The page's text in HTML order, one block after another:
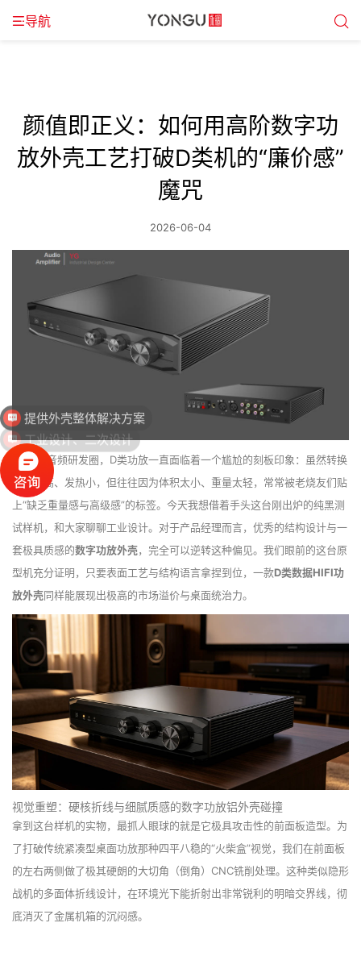
导航
颜值即正义：如何用高阶数字功
放外壳工艺打破D类机的“廉价感”
魔咒
2026-06-04
在Hi-Fi音频研发圈，D类功放一直面临着一个尴尬的刻板印象：虽然转换
效率极高、发热小，但往往因为体积太小、重量太轻，常常被老烧友们贴
上“缺乏重量感与高级感”的标签。今天我想借着手头这台刚出炉的纯黑测
试样机，和大家聊聊工业设计。对于产品经理而言，优秀的结构设计与一
套极具质感的数字功放外壳，完全可以逆转这种偏见。我们眼前的这台原
型机充分证明，只要表面工艺与结构语言拿捏到位，一款D类数据HIFI功
放外壳同样能展现出极高的市场溢价与桌面统治力。
视觉重塑：硬核折线与细腻质感的数字功放铝外壳碰撞
拿到这台样机的实物，最抓人眼球的就是它极具攻击性的前面板造型。为
了打破传统紧凑型桌面功放那种四平八稳的“火柴盒”视觉，我们在前面板
的左右两侧做了极其硬朗的大切角（倒角）CNC铣削处理。这种类似隐形
战机的多面体折线设计，在环境光下能折射出非常锐利的明暗交界线，彻
底消灭了金属机箱的沉闷感。
工业设计、二次设计